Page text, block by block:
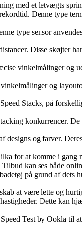
med et letvægts
Denne type
type sensor
Disse skøjter
vinkelmålinger
og
Stacks, på
konkurrencer.
designs og farver.
for at komme i gang
kan ses både
på grund af dets
at være lette og
Dette kan
Test by Ookla til